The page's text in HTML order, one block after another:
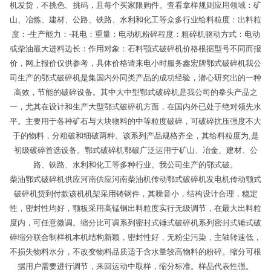
机发货，不挑色、挑码，且每个买家限购件。查看拿样规则应用领域：矿
山、冶炼、建材、公路、铁路、水利和化工等众多行业给料粒度：出料粒
度：-生产能力：-耗电：重量：电动机粉碎程度：粗碎机驱动方式：电动
或柴油最大进料边长：作用对象：石料颚式破碎机价格根据型号不同而报
价，网上报价仅供参考，具体价格请来电小时服务鑫宏牌鄂式破碎机我公
司生产的鄂式破碎机是集国内外同类产品的成功经验，潜心研究出的一种
高效，节能的破碎设备。其中大中型鄂式破碎机是我公司的拳头产品之
一，尤其在设计和生产大型鄂式破碎机方面，在国内外已处于绝对领先水
平。主要用于各种矿石与大块物料的中等粒度破碎，可破碎抗压强度不大
于的物料，分粗破和细破两种。该系列产品规格齐全，其给料粒度为,是
初级破碎首选设备。鄂式破碎机鄂破广泛运用于矿山、冶金、建材、公
路、铁路、水利和化工等多种行业。我公司生产的鄂式破。
柴油鄂式破碎机供应河南供应河南柴油机传动鄂式破碎机发电机传动颚式
破碎机货到付款该机机架采用铸钢件，其噪音小，结构设计合理，稳定
性，密封性均好，颚板采用高锰钢出料粒度实行无级调节，在最大出料粒
度内，可任意微调。缩分比可调系列密封式锤式破碎机系列密封式锤式破
碎缩分联合制样机本机结构新颖，密封性好，无粉尘污染，主轴转速低，
不损失物料水分，不改变物料品质适于含水量较高物料的粉碎。缩分可根
据用户需要进行调节，来回运动中取样，缩分标准。样品代表性强。